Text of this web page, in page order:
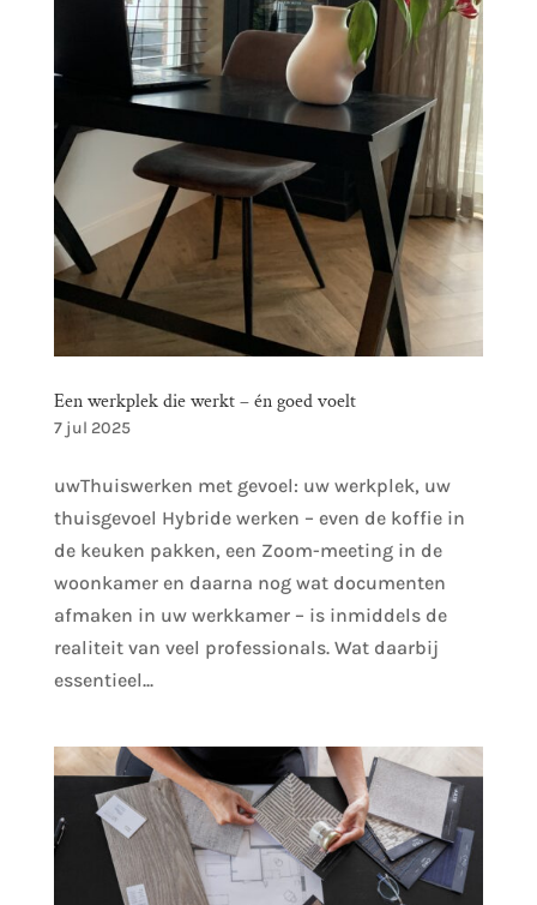
Een werkplek die werkt – én goed voelt
7 jul 2025
uwThuiswerken met gevoel: uw werkplek, uw
thuisgevoel Hybride werken – even de koffie in
de keuken pakken, een Zoom-meeting in de
woonkamer en daarna nog wat documenten
afmaken in uw werkkamer – is inmiddels de
realiteit van veel professionals. Wat daarbij
essentieel...